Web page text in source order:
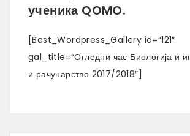
ученика QOMO.
[Best_Wordpress_Gallery id=“121″
gal_title=“Огледни час Биологија и
и рачунарство 2017/2018″]